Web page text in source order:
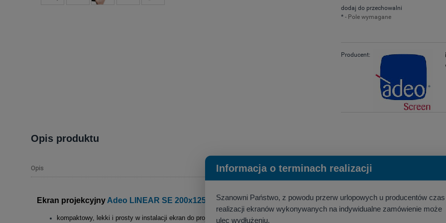
dodaj do przechowalni
*- Pole wymagane
Producent:
Opis produktu
Opis
Ekran projekcyjny Adeo LINEAR SE 200x125cm (16:10)
kompaktowy, lekki i prosty w instalacji ekran do projektora,
Informacja o terminach realizacji
Szanowni Państwo, z powodu przerw urlopowych u producentów czas
realizacji ekranów wykonywanych na indywidualne zamówienie może
ulec wydłużeniu.